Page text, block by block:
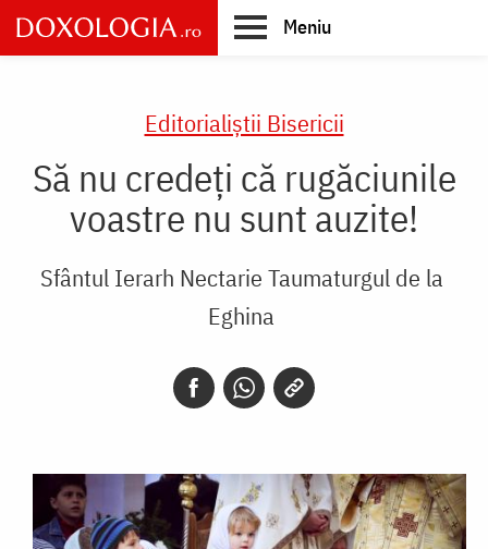
Skip
to
main
Meniu
Editorialiștii Bisericii
Să nu credeți că rugăciunile
voastre nu sunt auzite!
Sfântul Ierarh Nectarie Taumaturgul de la
Eghina